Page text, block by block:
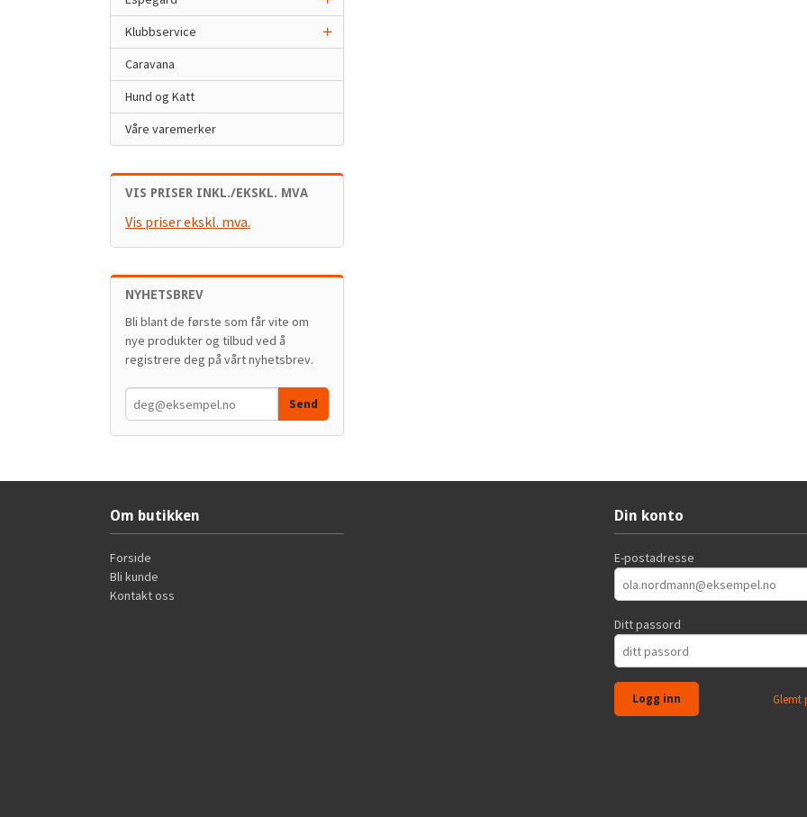
Klubbservice
Caravana
Hund og Katt
Våre varemerker
VIS PRISER INKL./EKSKL. MVA
Vis priser ekskl. mva.
NYHETSBREV
Bli blant de første som får vite om
nye produkter og tilbud ved å
registrere deg på vårt nyhetsbrev.
Om butikken
Forside
Bli kunde
Kontakt oss
Din konto
E-postadresse
Ditt passord
Glemt